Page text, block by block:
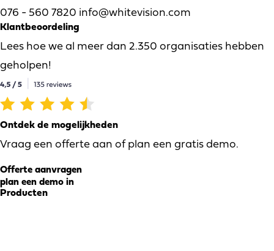
076 - 560 7820 info@whitevision.com
Klantbeoordeling
Lees hoe we al meer dan 2.350 organisaties hebben
geholpen!
Ontdek de mogelijkheden
Vraag een offerte aan of plan een gratis demo.
Offerte aanvragen
plan een demo in
Producten